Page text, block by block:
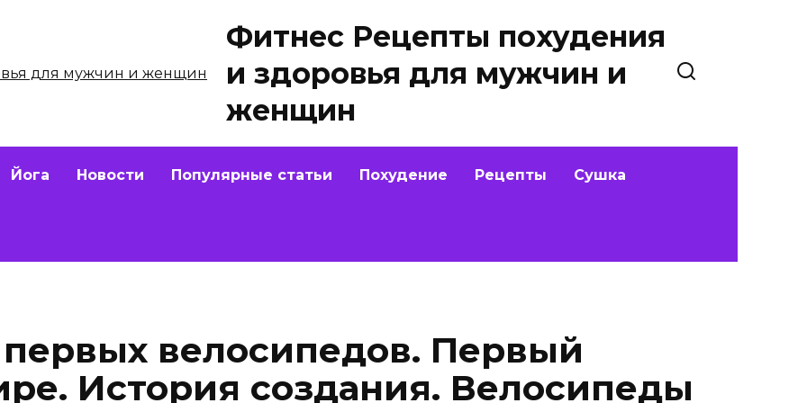
Фитнес Рецепты похудения
и здоровья для мужчин и
женщин
Йога Новости Популярные статьи Похудение Рецепты Сушка
велосипедов. Первый
История создания. Велосипеды